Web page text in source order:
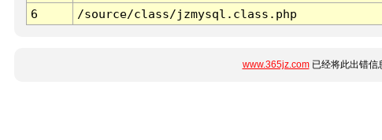
6
/source/class/jzmysql.class.php
www.365jz.com已经将此出错信